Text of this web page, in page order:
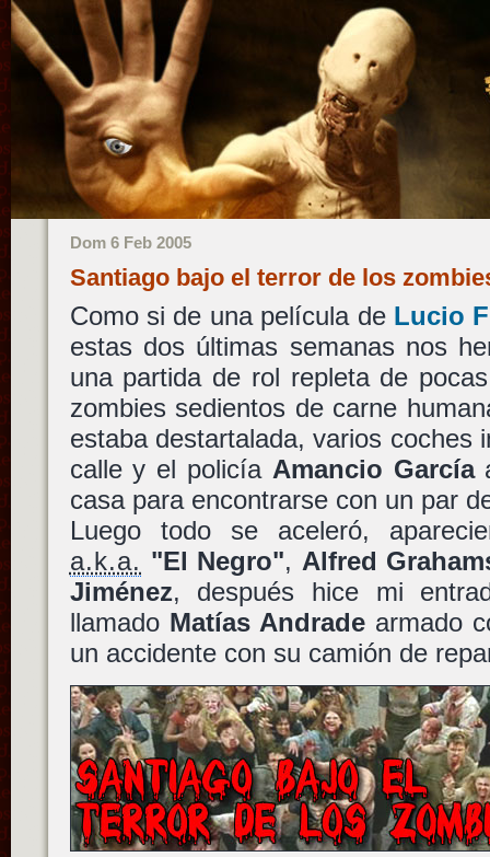
Dom 6 Feb 2005
Santiago bajo el terror de los
Como si de una película de Lucio
estas dos últimas semanas nos
una partida de rol repleta de
zombies sedientos de carne
estaba destartalada, varios coches
calle y el policía Amancio García
casa para encontrarse con un par
Luego todo se aceleró,
a.k.a. "El Negro", Alfred
Jiménez, después hice mi
llamado Matías Andradearmado
un accidente con su camión de